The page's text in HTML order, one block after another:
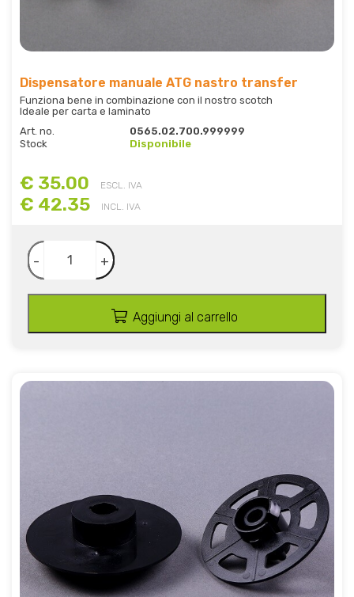
Dispensatore manuale ATG nastro transfer
Funziona bene in combinazione con il nostro scotch
Ideale per carta e laminato
Art. no.
0565.02.700.999999
Stock
Disponibile
€ 35.00 ESCL. IVA
€ 42.35 INCL. IVA
- +
Aggiungi al carrello